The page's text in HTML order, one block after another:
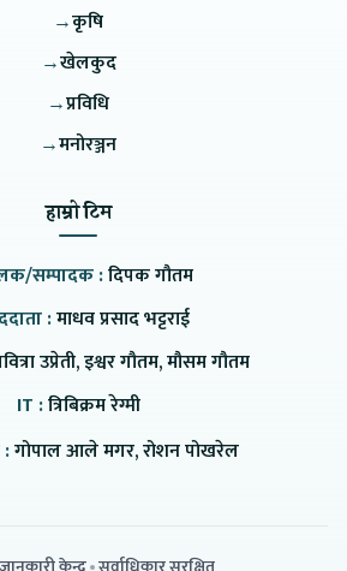
→कृषि
→खेलकुद
→प्रविधि
→मनोरञ्जन
हाम्रो टिम
सम्पादक :दिपक गौतम
:माधव प्रसाद भट्टराई
उप्रेती, इश्वर गौतम, मौसम गौतम
IT :त्रिबिक्रम रेग्मी
:गोपाल आले मगर, रोशन पोखरेल